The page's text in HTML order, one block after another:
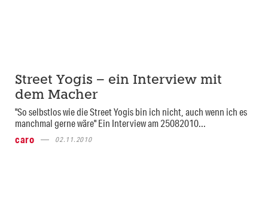
Street Yogis – ein Interview mit
dem Macher
"So selbstlos wie die Street Yogis bin ich nicht, auch wenn ich es
manchmal gerne wäre" Ein Interview am 25082010...
caro
02.11.2010